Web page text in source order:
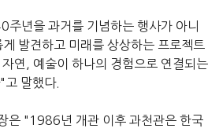
주년을 과거를 기념하는 행사가 아니
발견하고 미래를 상상하는 프로젝트
연, 예술이 하나의 경험으로 연결되는
고 말했다.
은 "1986년 개관 이후 과천관은 한국